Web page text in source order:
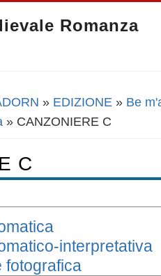
Romanza
» EDIZIONE » Be
» CANZONIERE C
C
interpretativa
fotografica